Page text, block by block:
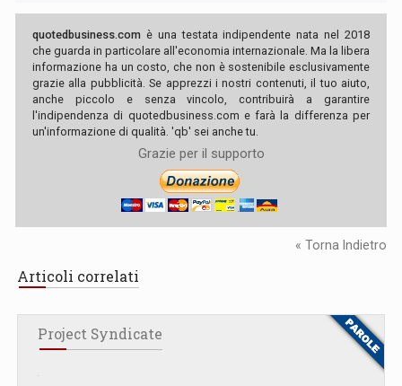
quotedbusiness.com è una testata indipendente nata nel 2018
che guarda in particolare all'economia internazionale. Ma la libera
informazione ha un costo, che non è sostenibile esclusivamente
grazie alla pubblicità. Se apprezzi i nostri contenuti, il tuo aiuto,
anche piccolo e senza vincolo, contribuirà a garantire
l'indipendenza di quotedbusiness.com e farà la differenza per
un'informazione di qualità. 'qb' sei anche tu.
Grazie per il supporto
« Torna Indietro
Articoli correlati
Project Syndicate